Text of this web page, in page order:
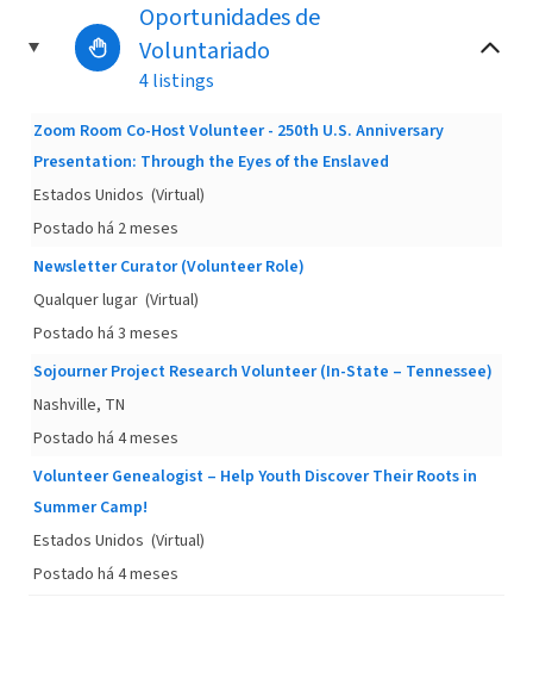
Oportunidades de
Voluntariado
4 listings
Zoom Room Co-Host Volunteer - 250th U.S. Anniversary
Presentation: Through the Eyes of the Enslaved
Estados Unidos (Virtual)
Postado há 2 meses
Newsletter Curator (Volunteer Role)
Qualquer lugar (Virtual)
Postado há 3 meses
Sojourner Project Research Volunteer (In-State – Tennessee)
Nashville, TN
Postado há 4 meses
Volunteer Genealogist – Help Youth Discover Their Roots in
Summer Camp!
Estados Unidos (Virtual)
Postado há 4 meses